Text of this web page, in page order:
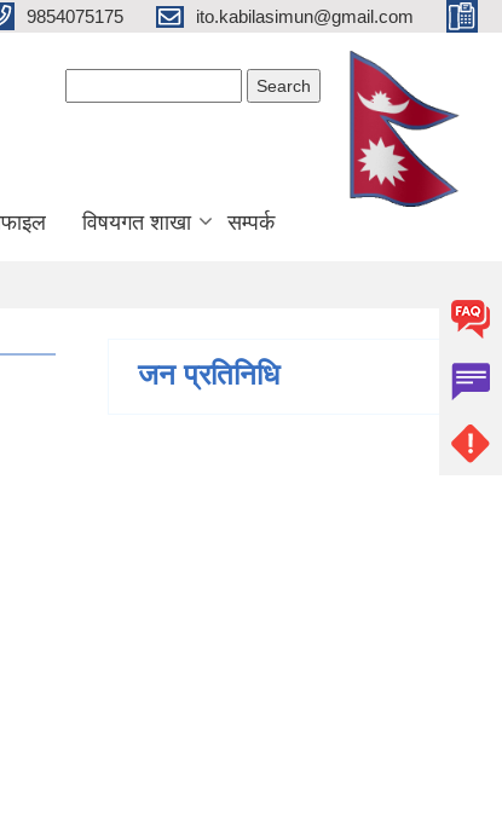
9854075175 ito.kabilasimun@gmail.com
विषयगत शाखा सम्पर्क
जन प्रतिनिधि